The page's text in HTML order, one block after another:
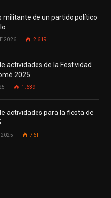
militante de un partido político
2026 2.619
actividades de la Festividad
2025
1.639
actividades para la fiesta de
2025 761